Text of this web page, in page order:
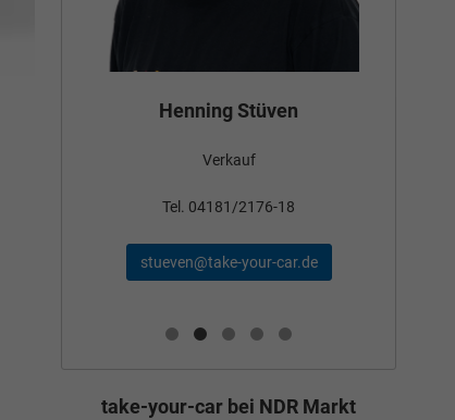
Henning Stüven
Verkauf
Tel. 04181/2176-18
stueven@take-your-car.de
take-your-car bei NDR Markt